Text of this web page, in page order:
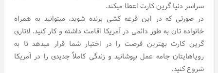
سراسر دنیا گرین کارت اعطا میکند.
در صورتی که در این قرعه کشی برنده شوید، میتوانید به همراه
خانواده تان به طور دائمی در آمریکا اقامت داشته و کار کنید. لاتاری
گرین کارت بهترین فرصت را در اختیار شما قرار میدهد تا به
رویاهایتان جامه عمل بپوشانید و زندگی کاملاً جدیدی را در آمریکا
شروع کنید.